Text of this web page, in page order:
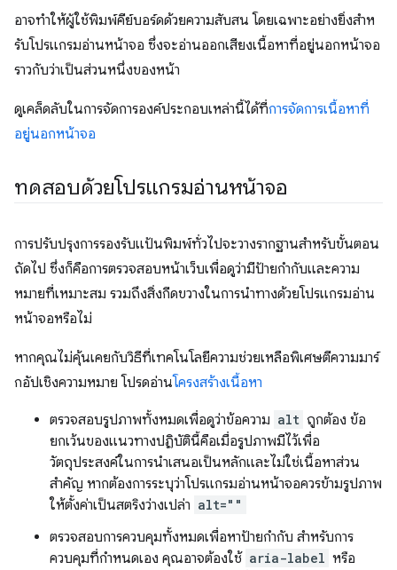
อาจทําให้ผู้ใช้พิมพ์คีย์บอร์ดด้วยความสับสน โดยเฉพาะอย่างยิ่งสําห
รับโปรแกรมอ่านหน้าจอ ซึ่งจะอ่านออกเสียงเนื้อหาที่อยู่นอกหน้าจอ
ราวกับว่าเป็นส่วนหนึ่งของหน้า
ดูเคล็ดลับในการจัดการองค์ประกอบเหล่านี้ได้ที่การจัดการเนื้อหาที่
อยู่นอกหน้าจอ
ทดสอบด้วยโปรแกรมอ่านหน้าจอ
การปรับปรุงการรองรับแป้นพิมพ์ทั่วไปจะวางรากฐานสําหรับขั้นตอน
ถัดไป ซึ่งก็คือการตรวจสอบหน้าเว็บเพื่อดูว่ามีป้ายกํากับและความ
หมายที่เหมาะสม รวมถึงสิ่งกีดขวางในการนําทางด้วยโปรแกรมอ่าน
หน้าจอหรือไม่
หากคุณไม่คุ้นเคยกับวิธีที่เทคโนโลยีความช่วยเหลือพิเศษตีความมาร์
กอัปเชิงความหมาย โปรดอ่านโครงสร้างเนื้อหา
ตรวจสอบรูปภาพทั้งหมดเพื่อดูว่าข้อความ alt ถูกต้อง ข้อ
ยกเว้นของแนวทางปฏิบัตินี้คือเมื่อรูปภาพมีไว้เพื่อ
วัตถุประสงค์ในการนำเสนอเป็นหลักและไม่ใช่เนื้อหาส่วน
สําคัญ หากต้องการระบุว่าโปรแกรมอ่านหน้าจอควรข้ามรูปภาพ
ให้ตั้งค่าเป็นสตริงว่างเปล่า alt=""
ตรวจสอบการควบคุมทั้งหมดเพื่อหาป้ายกำกับ สำหรับการ
ควบคุมที่กำหนดเอง คุณอาจต้องใช้ aria-label หรือ